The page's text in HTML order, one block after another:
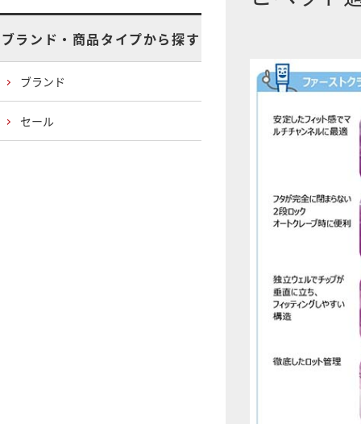
ブランド・商品タイプから探す
ブランド
セール